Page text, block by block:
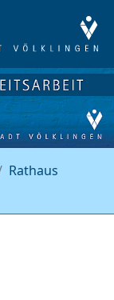
Rathaus